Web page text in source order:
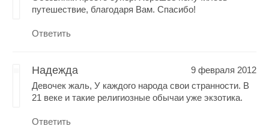
путешествие, благодаря Вам. Спасибо!
Ответить
Надежда
9 февраля 2012
Девочек жаль, У каждого народа свои странности. В
21 веке и такие религиозные обычаи уже экзотика.
Ответить